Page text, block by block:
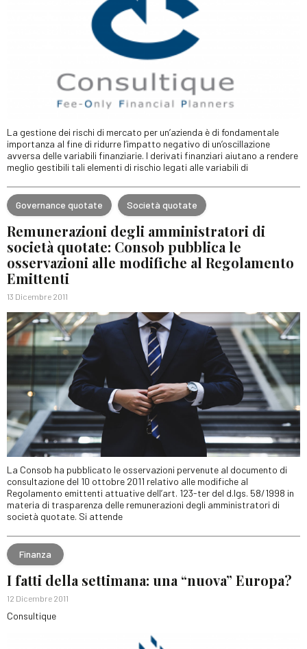
La gestione dei rischi di mercato per un’azienda è di fondamentale
importanza al fine di ridurre l’impatto negativo di un’oscillazione
avversa delle variabili finanziarie. I derivati finanziari aiutano a rendere
meglio gestibili tali elementi di rischio legati alle variabili di
Governance quotate Società quotate
Remunerazioni degli amministratori di
società quotate: Consob pubblica le
osservazioni alle modifiche al Regolamento
Emittenti
13 Dicembre 2011
La Consob ha pubblicato le osservazioni pervenute al documento di
consultazione del 10 ottobre 2011 relativo alle modifiche al
Regolamento emittenti attuative dell’art. 123-ter del d.lgs. 58/1998 in
materia di trasparenza delle remunerazioni degli amministratori di
società quotate. Si attende
Finanza
I fatti della settimana: una “nuova” Europa?
12 Dicembre 2011
Consultique